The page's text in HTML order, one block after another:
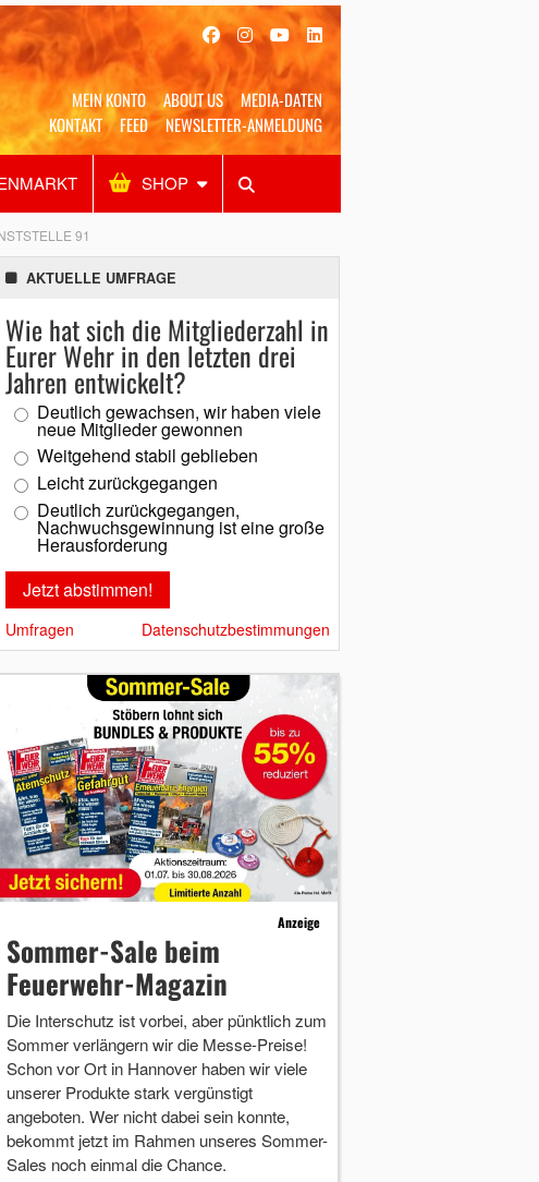
MEIN KONTO ABOUT US
MEDIA-DATEN
KONTAKT
FEED NEWSLETTER-ANMELDUNG
SHOP
Alles Shop SUCHEN
91
AKTUELLE UMFRAGE
Wie hat sich die Mitgliederzahl in
Eurer Wehr in den letzten drei
Jahren entwickelt?
Deutlich gewachsen, wir haben viele
neue Mitglieder gewonnen
Weitgehend stabil geblieben
Leicht zurückgegangen
Deutlich zurückgegangen,
Nachwuchsgewinnung ist eine große
Herausforderung
Umfragen Datenschutzbestimmungen
Anzeige
Sommer-Sale beim
Feuerwehr-Magazin
Die Interschutz ist vorbei, aber pünktlich zum
Sommer verlängern wir die Messe-Preise!
Schon vor Ort in Hannover haben wir viele
unserer Produkte stark vergünstigt
angeboten. Wer nicht dabei sein konnte,
bekommt jetzt im Rahmen unseres Sommer-
Sales noch einmal die Chance.